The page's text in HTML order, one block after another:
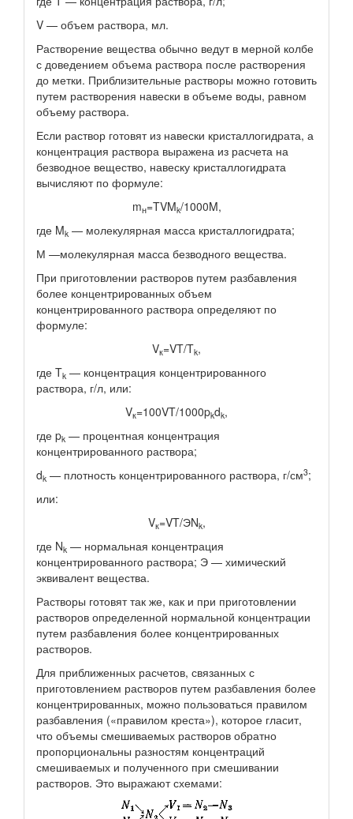
V — объем раствора, мл.
Растворение вещества обычно ведут в мерной колбе
с доведением объема раствора после растворения
до метки. Приблизительные растворы можно готовить
путем растворения навески в объеме воды, равном
объему раствора.
Если раствор готовят из навески кристаллогидрата, а
концентрация раствора выражена из расчета на
безводное вещество, навеску кристаллогидрата
вычисляют по формуле:
mн=TVMk/1000M,
где Mk — молекулярная масса кристаллогидрата;
М —молекулярная масса безводного вещества.
При приготовлении растворов путем разбавления
более концентрированных объем
концентрированного раствора определяют по
формуле:
Vк=VT/Tk,
где Tk — концентрация концентрированного
раствора, г/л, или:
Vк=100VT/1000pkdk,
где pk — процентная концентрация
концентрированного раствора;
dk — плотность концентрированного раствора, г/см3;
или:
Vк=VT/ЭNk,
где Nk — нормальная концентрация
концентрированного раствора; Э — химический
эквивалент вещества.
Растворы готовят так же, как и при приготовлении
растворов определенной нормальной концентрации
путем разбавления более концентрированных
растворов.
Для приближенных расчетов, связанных с
приготовлением растворов путем разбавления более
концентрированных, можно пользоваться правилом
разбавления («правилом креста»), которое гласит,
что объемы смешиваемых растворов обратно
пропорциональны разностям концентраций
смешиваемых и полученного при смешивании
растворов. Это выражают схемами: